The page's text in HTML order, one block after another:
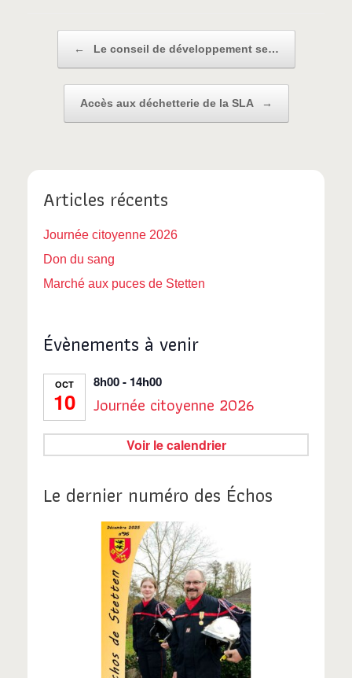
← Le conseil de développement se…
Accès aux déchetterie de la SLA →
Articles récents
Journée citoyenne 2026
Don du sang
Marché aux puces de Stetten
Évènements à venir
OCT
10
8h00- 14h00
Journée citoyenne 2026
Voir le calendrier
Le dernier numéro des Échos